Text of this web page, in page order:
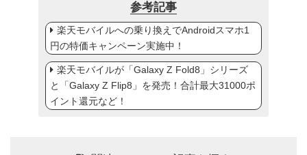
参考記事
楽天モバイルへの乗り換えでAndroidスマホ1
円の特価キャンペーン実施中！
楽天モバイルが「Galaxy Z Fold8」シリーズ
と「Galaxy Z Flip8」を発売！合計最大31000ポ
イント還元など！